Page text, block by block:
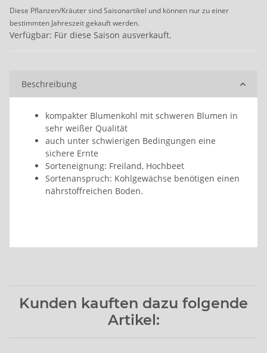
Diese Pflanzen/Kräuter sind Saisonartikel und können nur zu einer
bestimmten Jahreszeit gekauft werden.
Verfügbar: Für diese Saison ausverkauft.
Beschreibung
kompakter Blumenkohl mit schweren Blumen in
sehr weißer Qualität
auch unter schwierigen Bedingungen eine
sichere Ernte
Sorteneignung: Freiland, Hochbeet
Sortenanspruch: Kohlgewächse benötigen einen
nährstoffreichen Boden.
Kunden kauften dazu folgende
Artikel: